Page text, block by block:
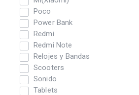
Poco
Power Bank
Redmi
Redmi Note
Relojes y Bandas
Scooters
Sonido
Tablets